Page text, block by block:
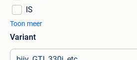
IS
Toon meer
Variant